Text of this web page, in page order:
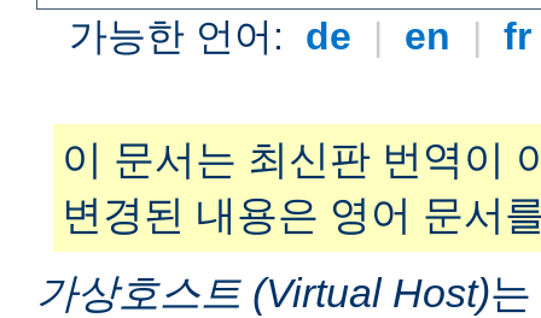
가능한 언어: de | en |
이 문서는 최신판 번역이
변경된 내용은 영어 문서
가상호스트 (Virtual Host)